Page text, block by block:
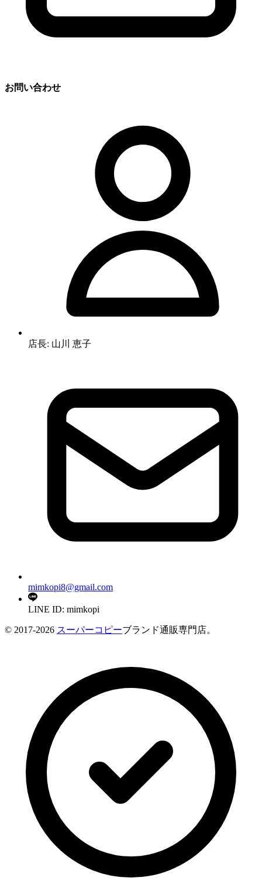
お問い合わせ
店長: 山川 恵子
mimkopi8@gmail.com
LINE ID: mimkopi
© 2017-2026 スーパーコピーブランド通販専門店。